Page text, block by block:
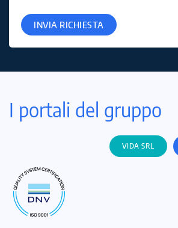
INVIA RICHIESTA
I portali del gruppo
VIDA SRL